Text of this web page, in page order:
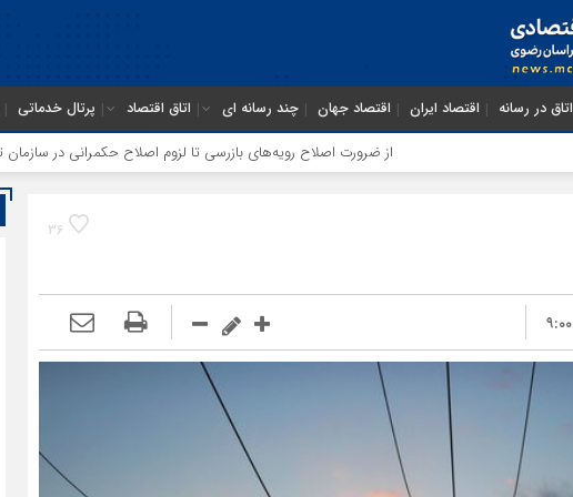
اتاق در رسانه اقتصاد ایران اقتصاد جهان چند رسانه ای اتاق اقتصاد پرتال خدماتی
از ضرورت اصلاح رویه‌های بازرسی تا لزوم اصلاح حکمرانی در سازمان تأمین اجتماعی
36